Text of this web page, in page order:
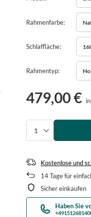
Rahmenfarbe
Schlaffläche
Rahmentyp
479,00 €
Kostenlose und
14Tage für
Sicher einkaufen
Haben Sie